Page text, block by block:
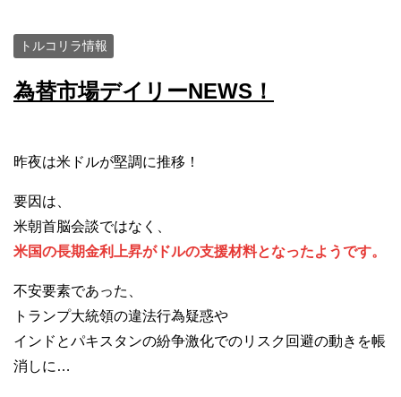
トルコリラ情報
為替市場デイリーNEWS！
昨夜は米ドルが堅調に推移！
要因は、
米朝首脳会談ではなく、
米国の長期金利上昇がドルの支援材料となったようです。
不安要素であった、
トランプ大統領の違法行為疑惑や
インドとパキスタンの紛争激化でのリスク回避の動きを帳
消しに…